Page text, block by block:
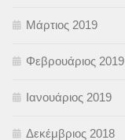
Μάρτιος 2019
Φεβρουάριος 2019
Ιανουάριος 2019
Δεκέμβριος 2018